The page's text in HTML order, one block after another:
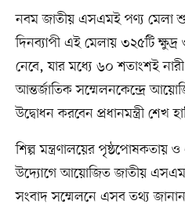
নবম জাতীয় এসএমই পণ্য মেলা
দিনব্যাপী এই মেলায় ৩২৫টি ক্ষুদ্র
নেবে, যার মধ্যে ৬০ শতাংশই নারী
আন্তর্জাতিক সম্মেলনকেন্দ্রে
উদ্বোধন করবেন প্রধানমন্ত্রী শেখ
শিল্প মন্ত্রণালয়ের
উদ্যোগে আয়োজিত জাতীয়
সংবাদ সম্মেলনে এসব তথ্য